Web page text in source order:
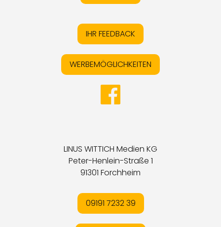
IHR FEEDBACK
WERBEMÖGLICHKEITEN
LINUS WITTICH Medien KG
Peter-Henlein-Straße 1
91301 Forchheim
09191 7232 39